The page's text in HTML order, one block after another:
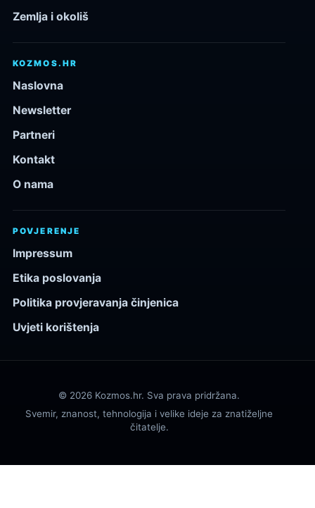
Zemlja i okoliš
KOZMOS.HR
Naslovna
Newsletter
Partneri
Kontakt
O nama
POVJERENJE
Impressum
Etika poslovanja
Politika provjeravanja činjenica
Uvjeti korištenja
© 2026 Kozmos.hr. Sva prava pridržana.
Svemir, znanost, tehnologija i velike ideje za znatiželjne
čitatelje.